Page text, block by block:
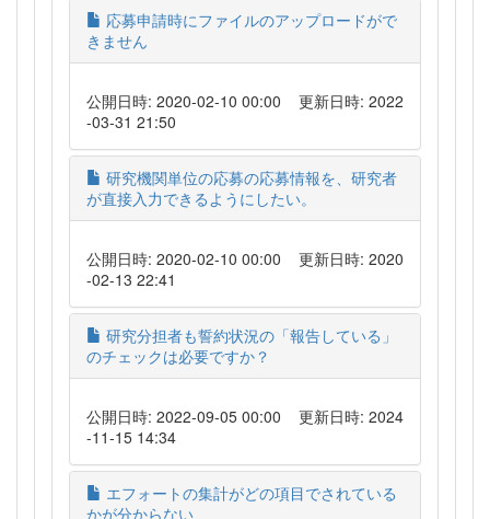
応募申請時にファイルのアップロードがで
きません
公開日時: 2020-02-10 00:00
更新日時: 2022
-03-31 21:50
研究機関単位の応募の応募情報を、研究者
が直接入力できるようにしたい。
公開日時: 2020-02-10 00:00
更新日時: 2020
-02-13 22:41
研究分担者も誓約状況の「報告している」
のチェックは必要ですか？
公開日時: 2022-09-05 00:00
更新日時: 2024
-11-15 14:34
エフォートの集計がどの項目でされている
かが分からない